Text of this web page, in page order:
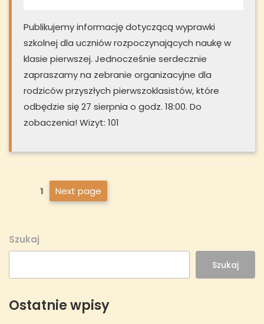
Publikujemy informację dotyczącą wyprawki
szkolnej dla uczniów rozpoczynających naukę w
klasie pierwszej. Jednocześnie serdecznie
zapraszamy na zebranie organizacyjne dla
rodziców przyszłych pierwszoklasistów, które
odbędzie się 27 sierpnia o godz. 18:00. Do
zobaczenia! Wizyt: 101
Stronicowanie
wpisów
Page1 Next page
Szukaj
Szukaj
Ostatnie wpisy